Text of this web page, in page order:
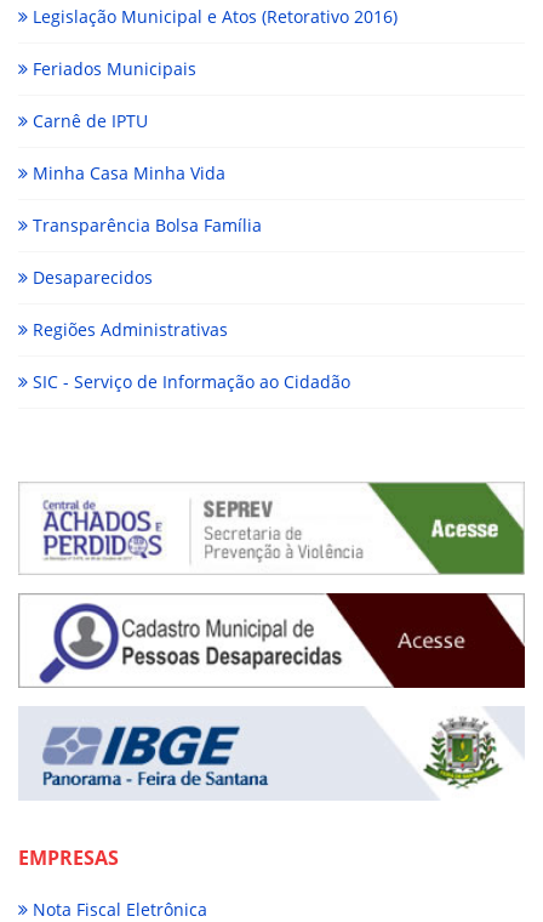
Legislação Municipal e Atos (Retorativo 2016)
Feriados Municipais
Carnê de IPTU
Minha Casa Minha Vida
Transparência Bolsa Família
Desaparecidos
Regiões Administrativas
SIC - Serviço de Informação ao Cidadão
EMPRESAS
Nota Fiscal Eletrônica